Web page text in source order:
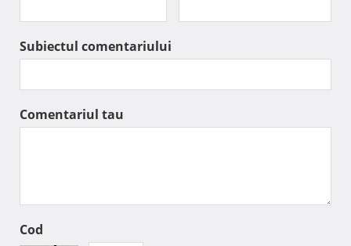
Subiectul comentariului
Comentariul tau
Cod